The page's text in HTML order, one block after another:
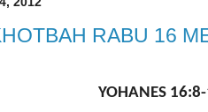
RABU 16
YOHANES